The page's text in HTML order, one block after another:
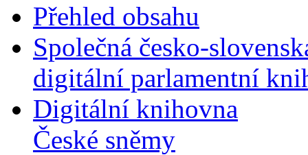
Přehled obsahu
Společná česko-
digitální parlamentní
Digitální knihovna
České sněmy